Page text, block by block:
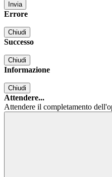
Errore
Chiudi
Successo
Chiudi
Informazione
Chiudi
Attendere...
Attendere il completamento